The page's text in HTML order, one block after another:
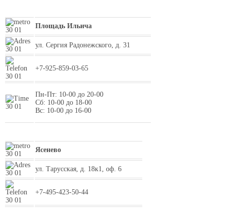
Площадь Ильича
ул. Сергия Радонежского, д. 31
+7-925-859-03-65
Пн-Пт: 10-00 до 20-00
Сб: 10-00 до 18-00
Вс: 10-00 до 16-00
Ясенево
ул. Тарусская, д. 18к1, оф. 6
+7-495-423-50-44